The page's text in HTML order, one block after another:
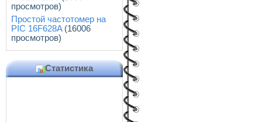
просмотров)
Простой частотомер на
PIC 16F628A(16006
просмотров)
Статистика